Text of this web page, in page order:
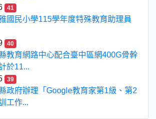
41
國民小學115學年度特殊教育助理員
40
教育網路中心配合臺中區網400G骨幹
於11...
39
政府辦理「Google教育家第1級、第2
工作...